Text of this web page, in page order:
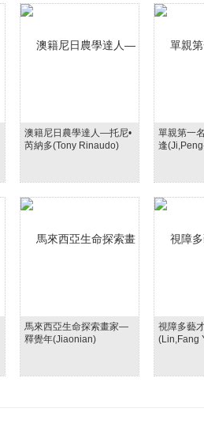
澳籍尼日農學達人—托尼•
芮納多(Tony Rinaudo)
單親第一
逢
馬來西亞生命探索畫家—
釋覺年(Jiaonian)
視障多藝
(Lin,Fang